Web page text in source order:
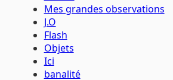
Mes grandes observations
J.O
Flash
Objets
Ici
banalité